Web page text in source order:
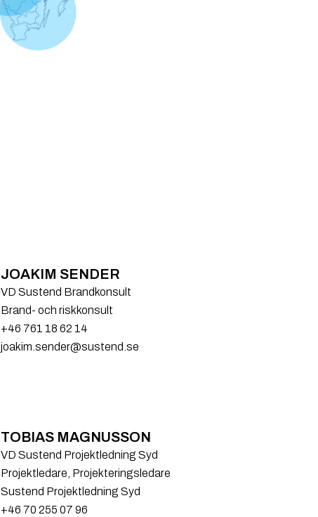
JOAKIM SENDER
VD Sustend Brandkonsult
Brand- och riskkonsult
+46 761 18 62 14
joakim.sender@sustend.se
TOBIAS MAGNUSSON
VD Sustend Projektledning Syd
Projektledare, Projekteringsledare
Sustend Projektledning Syd
+46 70 255 07 96